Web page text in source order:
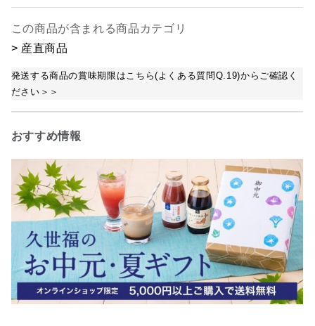
この商品が含まれる商品カテゴリ
> 産直商品
発送する商品の賞味期限はこちら(よくある質問Q.19)からご確認く
ださい＞＞
おすすめ情報